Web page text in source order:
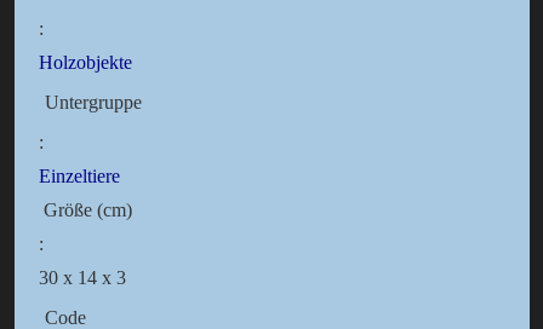
:
Holzobjekte
Untergruppe
:
Einzeltiere
Größe (cm)
:
30 x 14 x 3
Code